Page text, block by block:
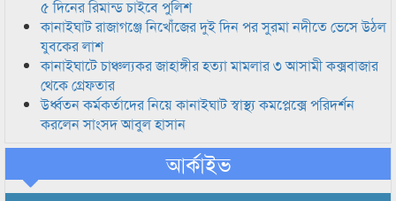
৫ দিনের রিমান্ড চাইবে পুলিশ
কানাইঘাট রাজাগঞ্জে নিখোঁজের দুই দিন পর সুরমা নদীতে ভেসে উঠল
যুবকের লাশ
কানাইঘাটে চাঞ্চল্যকর জাহাঙ্গীর হত্যা মামলার ৩ আসামী কক্সবাজার
থেকে গ্রেফতার
উর্ধ্বতন কর্মকর্তাদের নিয়ে কানাইঘাট স্বাস্থ্য কমপ্লেক্সে পরিদর্শন
করলেন সাংসদ আবুল হাসান
আর্কাইভ